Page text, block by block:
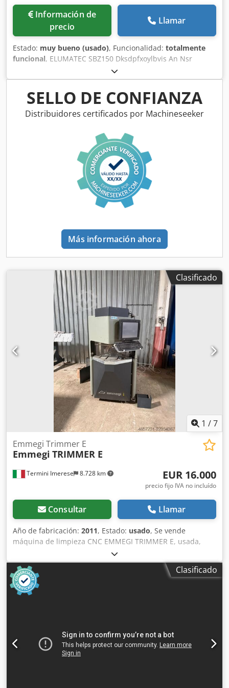
Información de
precio
Llamar
Estado: muy bueno (usado), Funcionalidad: totalmente
funcional, ELUMATEC SBZ150 Dksdpfxoylbvis An Nsr
Centro de mecanizado CNC de 5 ejes para perfiles de
aluminio y acero de pared delgada, año de fabricación
2004.SELLO DE CONFIANZA
Distribuidores certificados por Machineseeker
Más información ahora
Clasificado
1 /7
Termini Imerese 8.728 km
Emmegi Trimmer E
Emmegi TRIMMER E
EUR 16.000
precio fijo IVA no incluído
Consultar Llamar
Año de fabricación: 2011, Estado: usado, Se vende
máquina de limpieza CNC EMMEGI TRIMMER E, usada,
fabricada por Fratelli Rinaldi S.r.l., diseñada para la
limpieza automática de los ángulos soldados de marcos y
hojas de PVC. La máquina está equipada con control
numérico mediante PC industrial, monitor y teclado, con la
posibilidad de recuperar diferentes programas de
de diámetro permite la limpieza del ángulo exterior de
diferentes perfiles. La máquina también dispone de
unidades superiores e inferiores para la eliminación de
Clasificado